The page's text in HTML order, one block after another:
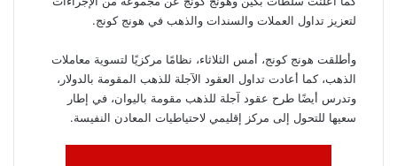
لتعزيز تداول العملات والسندات والذهب في هونج كونج.
وأطلقت هونج كونج، أمس الثلاثاء، نظامًا مركزيًا لتسوية معاملات
الذهب، كما أعادت تداول العقود الآجلة للذهب المقومة بالدولار،
وتدرس أيضًا طرح عقود آجلة للذهب مقومة باليوان، في إطار
سعيها للتحول إلى مركز إقليمي لاحتياطيات المعادن النفيسة.